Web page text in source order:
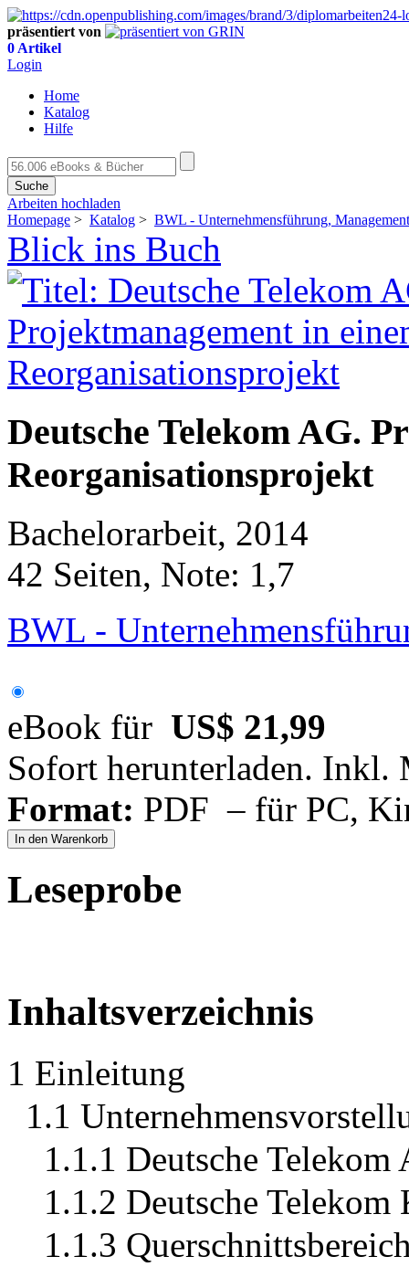
präsentiert von
0 Artikel
Login
Home
Katalog
Hilfe
Suche
Arbeiten hochladen
Homepage > Katalog > BWL - Unternehmensführung,
Blick ins Buch
Deutsche Telekom AG.
Reorganisationsprojekt
Bachelorarbeit, 2014
42 Seiten, Note: 1,7
BWL -
eBook für US$ 21,99
Sofort herunterladen. Inkl.
Format: PDF – für PC,
In den Warenkorb
Leseprobe
Inhaltsverzeichnis
1 Einleitung
1.1
1.1.1 Deutsche Telekom
1.1.2 Deutsche
1.1.3